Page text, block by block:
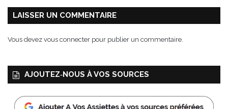
LAISSER UN COMMENTAIRE
Vous devez vous connecter pour publier un commentaire.
AJOUTEZ‑NOUS À VOS SOURCES